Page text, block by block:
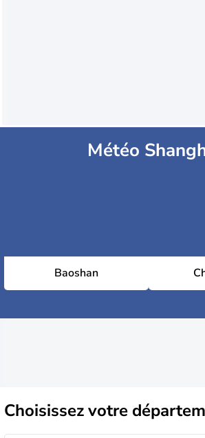
Météo
Baoshan
Choisissezvotre